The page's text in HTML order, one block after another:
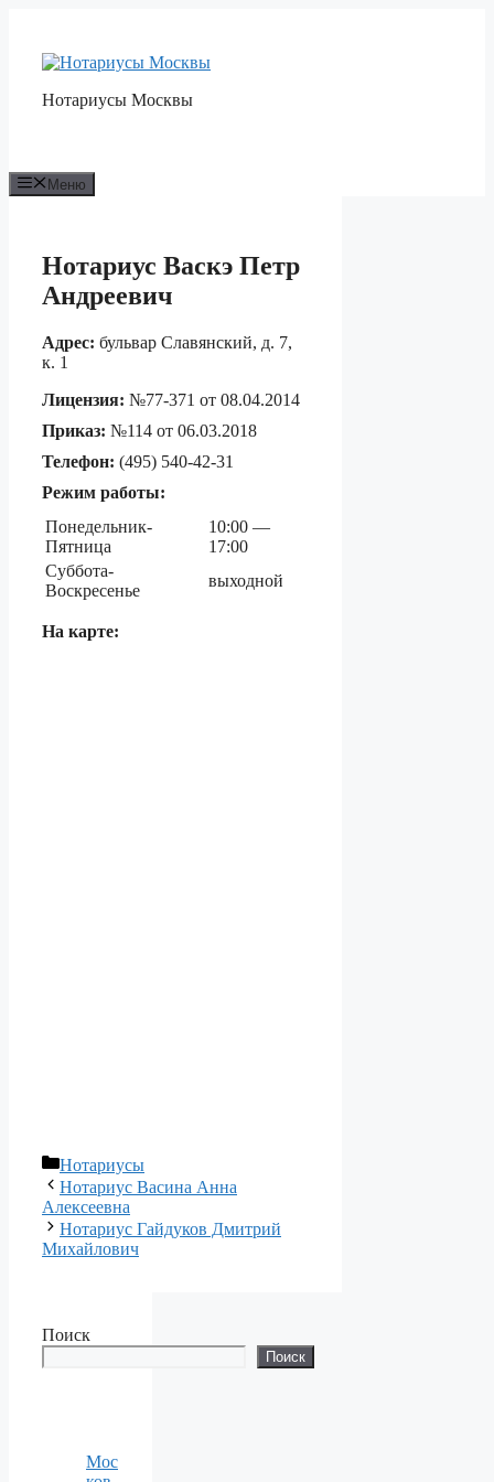
содержимому
Нотариусы Москвы
Меню
Нотариус Васкэ Петр
Андреевич
Адрес: бульвар Славянский, д. 7,
к. 1
Лицензия: №77-371 от 08.04.2014
Приказ: №114 от 06.03.2018
Телефон: (495) 540-42-31
Режим работы:
Понедельник-
Пятница
10:00 —
17:00
Суббота-
Воскресенье
выходной
На карте:
Рубрики
Нотариусы
Нотариус Васина Анна
Алексеевна
Нотариус Гайдуков Дмитрий
Михайлович
Поиск
Поиск
Мос